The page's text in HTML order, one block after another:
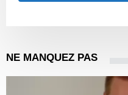
NE MANQUEZ PAS